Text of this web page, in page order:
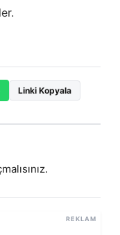
Linki Kopyala
.
REKLAM